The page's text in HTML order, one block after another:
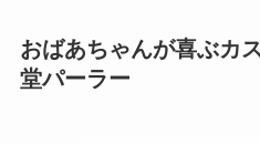
おばあちゃんが喜ぶカ
堂パーラー